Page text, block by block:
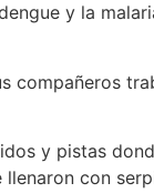
y la
compañeros
y pistas
con